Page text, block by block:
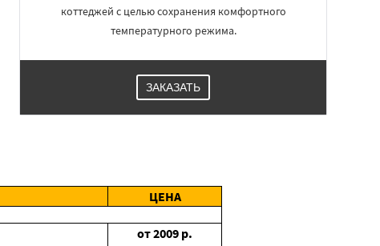
коттеджей с целью сохранения комфортного
температурного режима.
ЗАКАЗАТЬ
ЦЕНА
от2009 р.